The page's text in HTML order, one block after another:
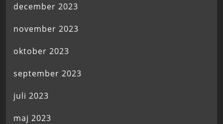
december 2023
november 2023
oktober 2023
september 2023
juli 2023
maj 2023